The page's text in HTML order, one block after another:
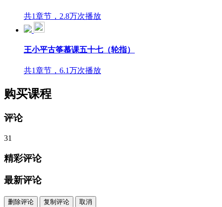
共1章节，2.8万次播放
王小平古筝慕课五十七（轮指）
共1章节，6.1万次播放
购买课程
评论
31
精彩评论
最新评论
删除评论 复制评论 取消